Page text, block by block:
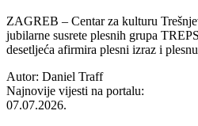
ZAGREB – Centar za kulturu
jubilarne susrete plesnih grupa
desetljeća afirmira plesni izraz i
Autor: Daniel Traff
Najnovije vijesti na portalu:
07.07.2026.